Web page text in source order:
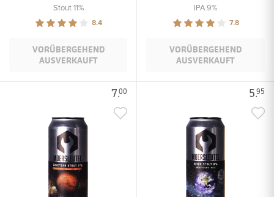
Stout 11%
8.4
VORÜBERGEHEND
AUSVERKAUFT
IPA 9%
7.8
VORÜBERGEHEND
AUSVERKAUFT
7.00 5.95